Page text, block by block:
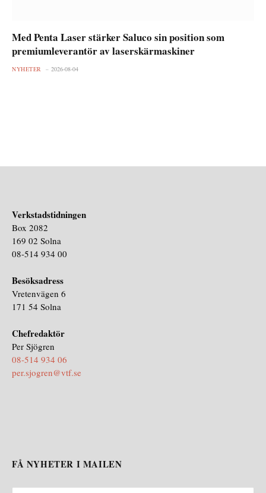
Med Penta Laser stärker Saluco sin position som
premiumleverantör av laserskärmaskiner
NYHETER 2026-08-04
Verkstadstidningen
Box 2082
169 02 Solna
08-514 934 00
Besöksadress
Vretenvägen 6
171 54 Solna
Chefredaktör
Per Sjögren
08-514 934 06
per.sjogren@vtf.se
FÅ NYHETER I MAILEN